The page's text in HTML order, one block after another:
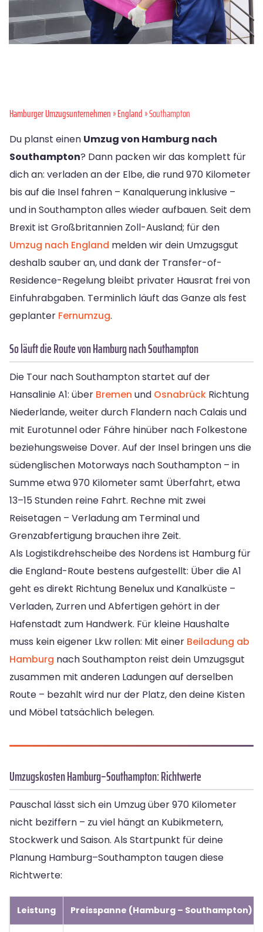
Hamburger Umzugsunternehmen»England» Southampton
Du planst einen Umzug von Hamburg nach
Southampton? Dann packen wir das komplett für
dich an: verladen an der Elbe, die rund 970 Kilometer
bis auf die Insel fahren – Kanalquerung inklusive –
und in Southampton alles wieder aufbauen. Seit dem
Brexit ist Großbritannien Zoll-Ausland; für den
Umzug nach England melden wir dein Umzugsgut
deshalb sauber an, und dank der Transfer-of-
Residence-Regelung bleibt privater Hausrat frei von
Einfuhrabgaben. Terminlich läuft das Ganze als fest
geplanter Fernumzug.
So läuft die Route von Hamburg nach Southampton
Die Tour nach Southampton startet auf der
Hansalinie A1: über Bremen und Osnabrück Richtung
Niederlande, weiter durch Flandern nach Calais und
mit Eurotunnel oder Fähre hinüber nach Folkestone
beziehungsweise Dover. Auf der Insel bringen uns die
südenglischen Motorways nach Southampton – in
Summe etwa 970 Kilometer samt Überfahrt, etwa
13–15 Stunden reine Fahrt. Rechne mit zwei
Reisetagen – Verladung am Terminal und
Grenzabfertigung brauchen ihre Zeit.
Als Logistikdrehscheibe des Nordens ist Hamburg für
die England-Route bestens aufgestellt: Über die A1
geht es direkt Richtung Benelux und Kanalküste –
Verladen, Zurren und Abfertigen gehört in der
Hafenstadt zum Handwerk. Für kleine Haushalte
muss kein eigener Lkw rollen: Mit einer Beiladung ab
Hamburg nach Southampton reist dein Umzugsgut
zusammen mit anderen Ladungen auf derselben
Route – bezahlt wird nur der Platz, den deine Kisten
und Möbel tatsächlich belegen.
Umzugskosten Hamburg–Southampton: Richtwerte
Pauschal lässt sich ein Umzug über 970 Kilometer
nicht beziffern – zu viel hängt an Kubikmetern,
Stockwerk und Saison. Als Startpunkt für deine
Planung Hamburg–Southampton taugen diese
Richtwerte:
Leistung Preisspanne (Hamburg – Southampton)